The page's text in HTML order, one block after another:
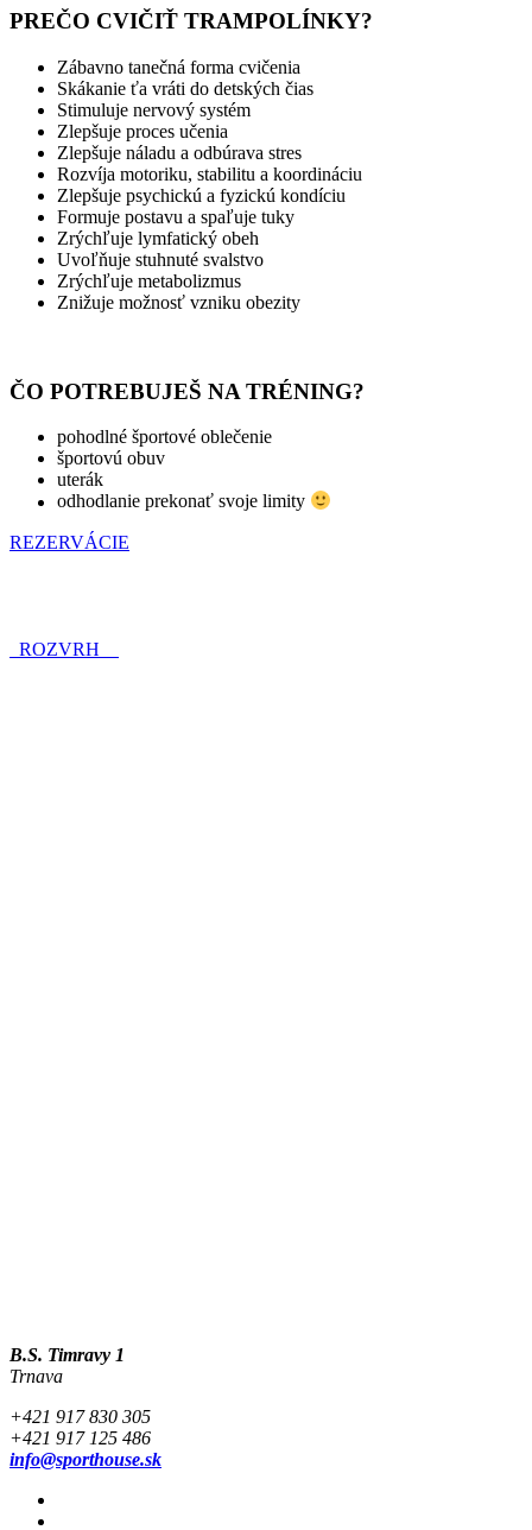
PREČO CVIČIŤ TRAMPOLÍNKY?
Zábavno tanečná forma cvičenia
Skákanie ťa vráti do detských čias
Stimuluje nervový systém
Zlepšuje proces učenia
Zlepšuje náladu a odbúrava stres
Rozvíja motoriku, stabilitu a koordináciu
Zlepšuje psychickú a fyzickú kondíciu
Formuje postavu a spaľuje tuky
Zrýchľuje lymfatický obeh
Uvoľňuje stuhnuté svalstvo
Zrýchľuje metabolizmus
Znižuje možnosť vzniku obezity
ČO POTREBUJEŠ NA TRÉNING?
pohodlné športové oblečenie
športovú obuv
uterák
odhodlanie prekonať svoje limity
REZERVÁCIE
ROZVRH
B.S. Timravy 1
Trnava
+421 917 830 305
+421 917 125 486
info@sporthouse.sk